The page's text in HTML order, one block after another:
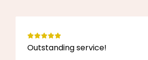
Outstanding service!